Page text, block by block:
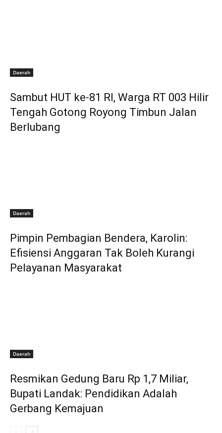
Daerah
Sambut HUT ke-81 RI, Warga RT 003 Hilir
Tengah Gotong Royong Timbun Jalan
Berlubang
Daerah
Pimpin Pembagian Bendera, Karolin:
Efisiensi Anggaran Tak Boleh Kurangi
Pelayanan Masyarakat
Daerah
Resmikan Gedung Baru Rp 1,7 Miliar,
Bupati Landak: Pendidikan Adalah
Gerbang Kemajuan